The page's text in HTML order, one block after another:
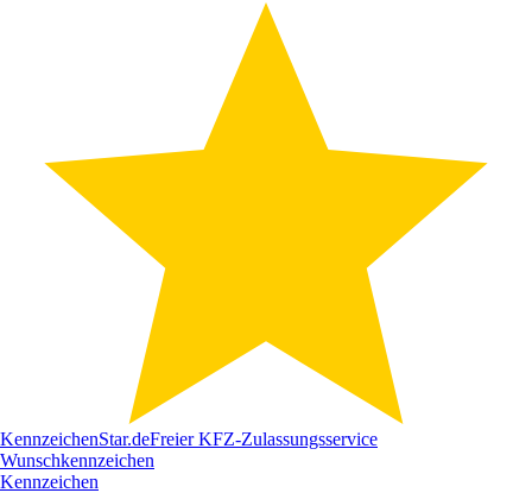
KennzeichenStar.deFreier KFZ-Zulassungsservice
Wunschkennzeichen
Kennzeichen